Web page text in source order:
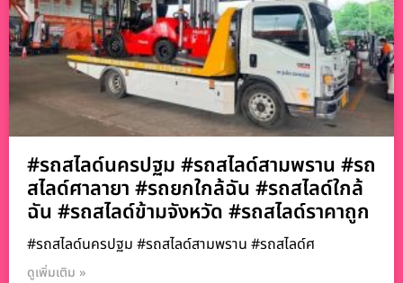
#รถสไลด์นครปฐม #รถสไลด์สามพราน #รถ
สไลด์ศาลายา #รถยกใกล้ฉัน #รถสไลด์ใกล้
ฉัน #รถสไลด์ข้ามจังหวัด #รถสไลด์ราคาถูก
#รถสไลด์นครปฐม #รถสไลด์สามพราน #รถสไลด์ศ
ดูเพิ่มเติม »